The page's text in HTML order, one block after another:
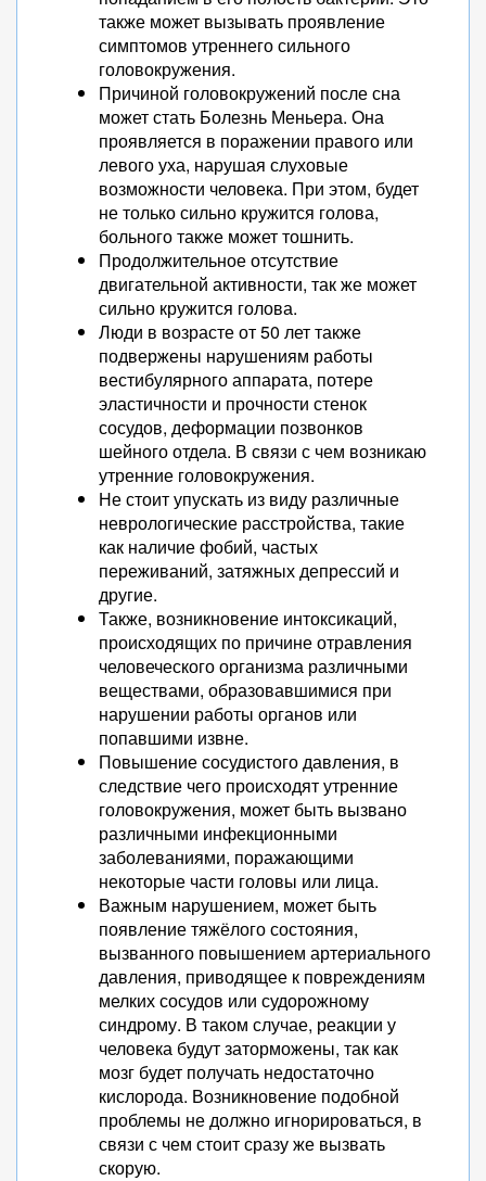
также может вызывать проявление
симптомов утреннего сильного
головокружения.
Причиной головокружений после сна
может стать Болезнь Меньера. Она
проявляется в поражении правого или
левого уха, нарушая слуховые
возможности человека. При этом, будет
не только сильно кружится голова,
больного также может тошнить.
Продолжительное отсутствие
двигательной активности, так же может
сильно кружится голова.
Люди в возрасте от 50 лет также
подвержены нарушениям работы
вестибулярного аппарата, потере
эластичности и прочности стенок
сосудов, деформации позвонков
шейного отдела. В связи с чем возникаю
утренние головокружения.
Не стоит упускать из виду различные
неврологические расстройства, такие
как наличие фобий, частых
переживаний, затяжных депрессий и
другие.
Также, возникновение интоксикаций,
происходящих по причине отравления
человеческого организма различными
веществами, образовавшимися при
нарушении работы органов или
попавшими извне.
Повышение сосудистого давления, в
следствие чего происходят утренние
головокружения, может быть вызвано
различными инфекционными
заболеваниями, поражающими
некоторые части головы или лица.
Важным нарушением, может быть
появление тяжёлого состояния,
вызванного повышением артериального
давления, приводящее к повреждениям
мелких сосудов или судорожному
синдрому. В таком случае, реакции у
человека будут заторможены, так как
мозг будет получать недостаточно
кислорода. Возникновение подобной
проблемы не должно игнорироваться, в
связи с чем стоит сразу же вызвать
скорую.